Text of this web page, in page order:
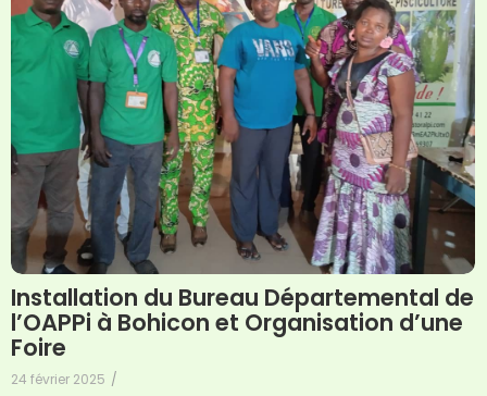
Installation du Bureau Départemental de
l’OAPPi à Bohicon et Organisation d’une
Foire
24 février 2025 /